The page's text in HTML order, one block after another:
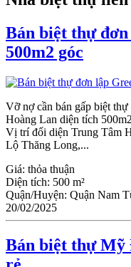
Bán biệt thự
500m2 góc
Vỡ nợ cần bán gấp biệt
Hoàng Lan diện tích
Vị trí đối diện Trung Tâm
Lộ Thăng Long,...
Giá: thỏa thuận
Diện tích: 500 m²
Quận/Huyện: Quận Nam
20/02/2025
Bán biệt thự Mỹ